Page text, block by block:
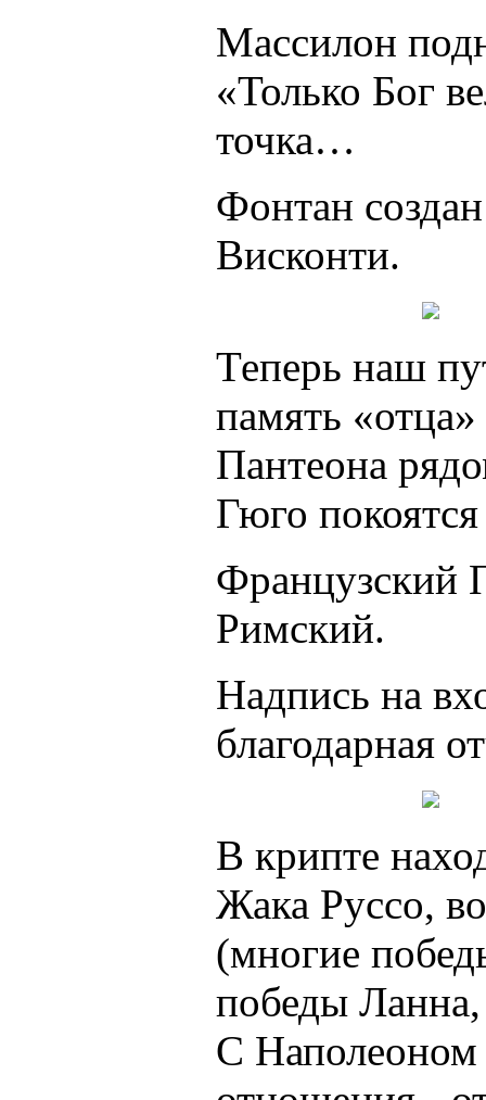
Массилон
«Только Бог
точка…
Фонтан
Висконти.
Теперь наш
память
Пантеона
Гюго
Французский
Римский.
Надпись на
благодарная
В крипте
Жака Руссо,
(многие
победы
С